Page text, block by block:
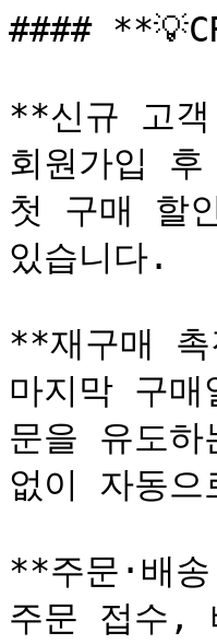
####
**신규 고
회원가입
첫 구매 할
있습니다.
**재구매
마지막 구
문을 유도
없이 자동
**주문·배
주문 접수,